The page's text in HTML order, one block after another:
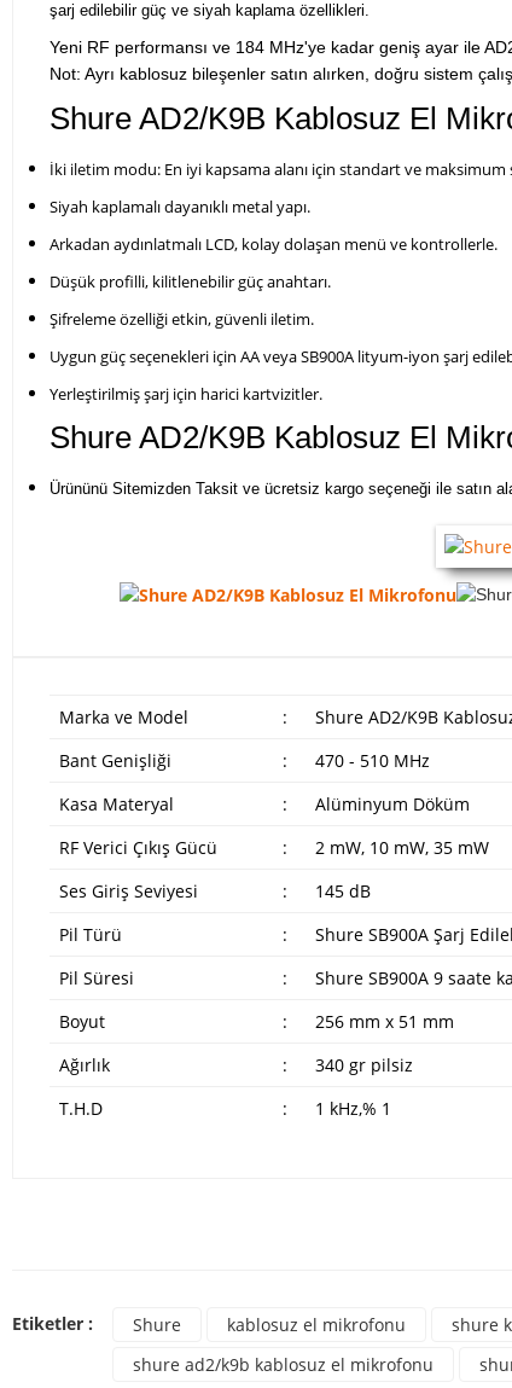
şarj edilebilir güç ve siyah kaplama özellikleri.
Yeni RF performansı ve 184 MHz'ye kadar geniş ayar ile
Not: Ayrı kablosuz bileşenler satın alırken, doğru sistem
Shure AD2/K9B Kablosuz El
İki iletim modu: En iyi kapsama alanı için standart ve maksimum
Siyah kaplamalı dayanıklı metal yapı.
Arkadan aydınlatmalı LCD, kolay dolaşan menü ve kontrollerle.
Düşük profilli, kilitlenebilir güç anahtarı.
Şifreleme özelliği etkin, güvenli iletim.
Uygun güç seçenekleri için AA veya SB900A lityum-iyon şarj
Yerleştirilmiş şarj için harici kartvizitler.
Shure AD2/K9B Kablosuz El
Ürününü Sitemizden Taksit ve ücretsiz kargo seçeneği ile satın
Marka ve Model :
Shure AD2/K9B
Bant Genişliği
:
470 - 510 MHz
Kasa Materyal
:
Alüminyum Döküm
RF Verici Çıkış Gücü
:
2 mW, 10 mW, 35 mW
Ses Giriş Seviyesi
:
145 dB
Pil Türü
:
Shure SB900A Şarj
Pil Süresi
:
Shure SB900A 9 saate
Boyut
:
256 mm x 51 mm
Ağırlık
:
340 gr pilsiz
T.H.D
: 1 kHz,% 1
Etiketler : Shure kablosuz el mikrofonu shure
shure ad2/k9b kablosuz el mikrofonu